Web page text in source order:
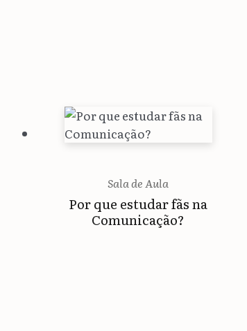
Sala de Aula
Por que estudar fãs na
Comunicação?